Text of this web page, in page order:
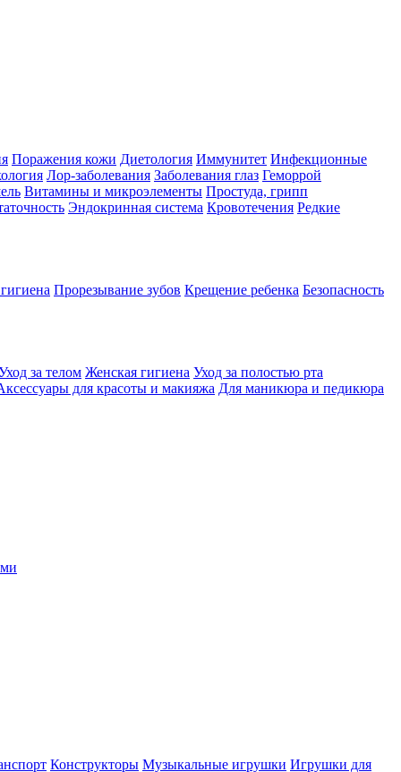
Поражения кожи Диетология Иммунитет Инфекционные
Лор-заболевания Заболевания глаз Геморрой
Витамины и микроэлементы Простуда, грипп
Эндокринная система Кровотечения Редкие
Прорезывание зубов Крещение ребенка Безопасность
за телом Женская гигиена Уход за полостью рта
для красоты и макияжа Для маникюра и педикюра
Конструкторы Музыкальные игрушки Игрушки для